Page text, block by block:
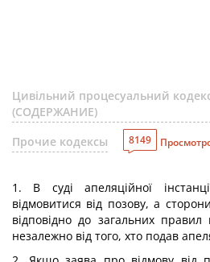
Цивільний процесуальний
(СОДЕРЖАНИЕ)
Прочие кодексы
8149
1. В суді апеляційної
відмовитися від позову, а
відповідно до загальних правил
незалежно від того, хто подав